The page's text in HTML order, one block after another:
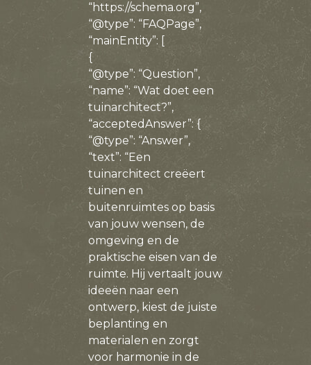
“https://schema.org”,
“@type”: “FAQPage”,
“mainEntity”: [
{
“@type”: “Question”,
“name”: “Wat doet een
tuinarchitect?”,
“acceptedAnswer”: {
“@type”: “Answer”,
“text”: “Een
tuinarchitect creëert
tuinen en
buitenruimtes op basis
van jouw wensen, de
omgeving en de
praktische eisen van de
ruimte. Hij vertaalt jouw
ideeën naar een
ontwerp, kiest de juiste
beplanting en
materialen en zorgt
voor harmonie in de